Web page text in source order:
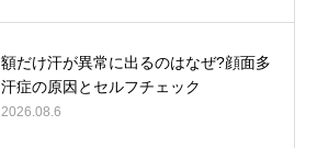
額だけ汗が異常に出るのはなぜ?顔面多
汗症の原因とセルフチェック
2026.08.6